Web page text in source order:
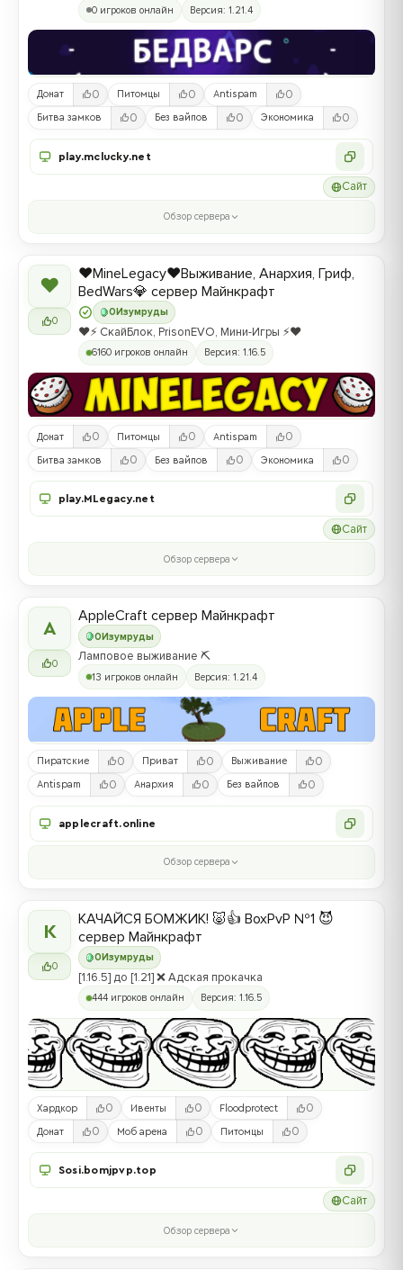
0 игроков онлайн Версия: 1.21.4
Донат 0 Питомцы 0 Antispam 0
Битва замков 0 Без вайпов 0 Экономика 0
play.mclucky.net
Сайт
Обзор сервера
❤
0
0 Изумруды
❤️MineLegacy❤️Выживание, Анархия, Гриф,
BedWars💎 сервер Майнкрафт
❤️⚡️ СкайБлок, PrisonEVO, Мини-Игры ⚡️❤️
6160 игроков онлайн Версия: 1.16.5
Донат 0 Питомцы 0 Antispam 0
Битва замков 0 Без вайпов 0 Экономика 0
play.MLegacy.net
Сайт
Обзор сервера
A
0
0Изумруды
AppleCraft сервер Майнкрафт
Ламповое выживание ⛏️
13 игроков онлайн Версия: 1.21.4
Пиратские 0 Приват 0 Выживание 0
Antispam 0 Анархия 0 Без вайпов 0
applecraft.online
Обзор сервера
К
0
0 Изумруды
КАЧАЙСЯ БОМЖИК! 🐷👍 BoxPvP №1 😈
сервер Майнкрафт
[1.16.5] до [1.21] ❌ Адская прокачка
444 игроков онлайн Версия: 1.16.5
Хардкор 0 Ивенты 0 Floodprotect 0
Донат 0 Моб арена 0 Питомцы 0
Sosi.bomjpvp.top
Сайт
Обзор сервера